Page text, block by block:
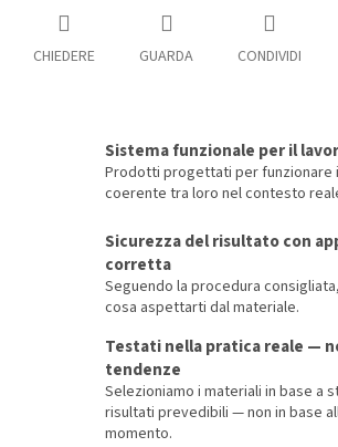
CHIEDERE GUARDA CONDIVIDI
Sistema funzionale per il
Prodotti progettati per funzionare
coerente tra loro nel contesto
Sicurezza del risultato con
corretta
Seguendo la procedura
cosa aspettarti dal materiale.
Testati nella pratica reale —
tendenze
Selezioniamo i materiali in base a
risultati prevedibili — non in base
momento.